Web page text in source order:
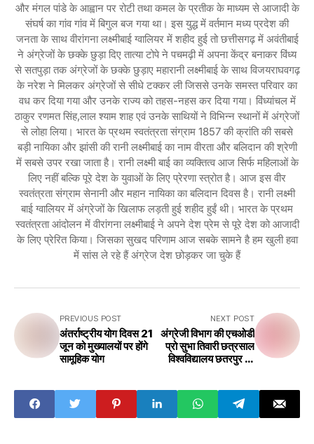
और मंगल पांडे के आह्वान पर रोटी तथा कमल के प्रतीक के माध्यम से आजादी के
संघर्ष का गांव गांव में बिगुल बज गया था। इस युद्ध में वर्तमान मध्य प्रदेश की
जनता के साथ वीरांगना लक्ष्मीबाई ग्वालियर में शहीद हुई तो छत्तीसगढ़ में अवंतीबाई
ने अंग्रेजों के छक्के छुड़ा दिए तात्या टोपे ने पचमढ़ी में अपना केंद्र बनाकर विंध्य
से सतपुड़ा तक अंग्रेजों के छक्के छुड़ाए महारानी लक्ष्मीबाई के साथ विजयराघवगढ़
के नरेश ने मिलकर अंग्रेजों से सीधे टक्कर ली जिससे उनके समस्त परिवार का
वध कर दिया गया और उनके राज्य को तहस-नहस कर दिया गया। विंध्यांचल में
ठाकुर रणमत सिंह,लाल श्याम शाह एवं उनके साथियों ने विभिन्न स्थानों में अंग्रेजों
से लोहा लिया। भारत के प्रथम स्वतंत्रता संग्राम 1857 की क्रांति की सबसे
बड़ी नायिका और झांसी की रानी लक्ष्मीबाई का नाम वीरता और बलिदान की श्रेणी
में सबसे उपर रखा जाता है। रानी लक्ष्मी बाई का व्यक्तित्व आज सिर्फ महिलाओं के
लिए नहीं बल्कि पूरे देश के युवाओं के लिए प्रेरणा स्त्रोत है। आज इस वीर
स्वतंत्रता संग्राम सेनानी और महान नायिका का बलिदान दिवस है। रानी लक्ष्मी
बाई ग्वालियर में अंग्रेजों के खिलाफ लड़ती हुई शहीद हुईं थी। भारत के प्रथम
स्वतंत्रता आंदोलन में वीरांगना लक्ष्मीबाई ने अपने देश प्रेम से पूरे देश को आजादी
के लिए प्रेरित किया। जिसका सुखद परिणाम आज सबके सामने है हम खुली हवा
में सांस ले रहे हैं अंग्रेज देश छोड़कर जा चुके हैं
PREVIOUS POST
अंतर्राष्ट्रीय योग दिवस 21
जून को मुख्यालयों पर होंगे
सामूहिक योग
NEXT POST
अंग्रेजी विभाग की एचओडी
प्रो सुभा तिवारी छत्रसाल
विश्वविद्यालय छतरपुर की